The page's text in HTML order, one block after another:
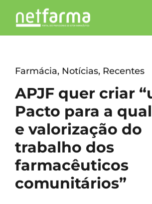
Farmácia, Notícias, Recentes
APJF quer criar
Pacto para a
e valorização do
trabalho dos
farmacêuticos
comunitários”